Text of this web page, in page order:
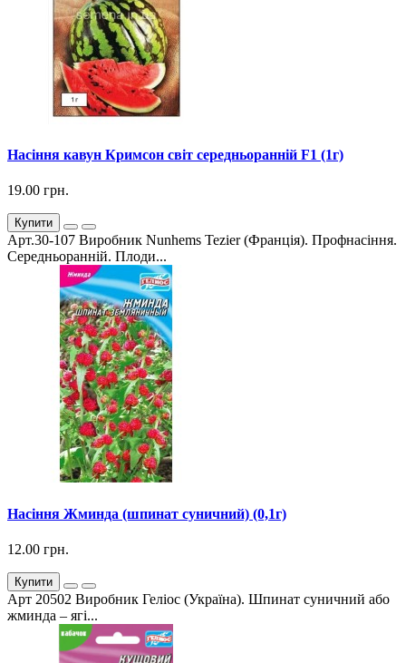
Насіння кавун Кримсон світ середньоранній F1 (1г)
19.00 грн.
Купити
Арт.30-107 Виробник Nunhems Tezier (Франція). Профнасіння.
Середньоранній. Плоди...
Насіння Жминда (шпинат суничний) (0,1г)
12.00 грн.
Купити
Арт 20502 Виробник Геліос (Україна). Шпинат суничний або
жминда – ягі...